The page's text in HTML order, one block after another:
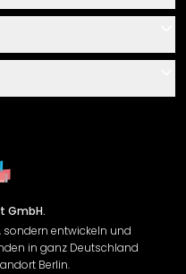
GmbH.
sondern entwickeln und
in ganz Deutschland
Berlin.